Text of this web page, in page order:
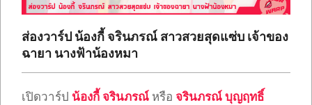
เซ็กซี่
ONLYFANS
TIKTOK
ส่องวาร์ป น้องกี้ จรินภรณ์ สาวสวยสุดแซ่บ เจ้าของ
ฉายา นางฟ้าน้องหมา
เปิดวาร์ป น้องกี้ จรินภรณ์ หรือ จรินภรณ์ บุญฤทธิ์